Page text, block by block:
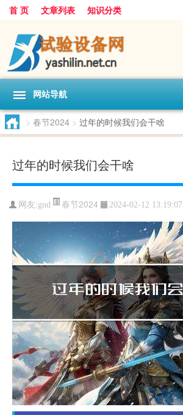
首 页 文章列表 知识分类
网站导航
> 春节2024 > 过年的时候我们会干啥
过年的时候我们会干啥
网友:gnd 春节2024 2024-02-12 13:19:07